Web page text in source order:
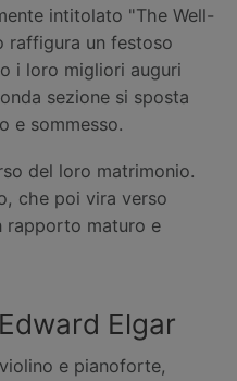
intitolato "The Well-
raffigura un festoso
i loro migliori auguri
sezione si sposta
e sommesso.
del loro matrimonio.
che poi vira verso
rapporto maturo e
Elgar
e pianoforte,